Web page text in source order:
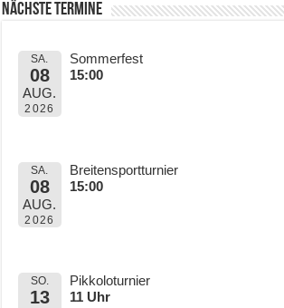
Nächste Termine
SA.
08
AUG.
2026
Sommerfest
15:00
SA.
08
AUG.
2026
Breitensportturnier
15:00
SO.
13
Pikkoloturnier
11 Uhr